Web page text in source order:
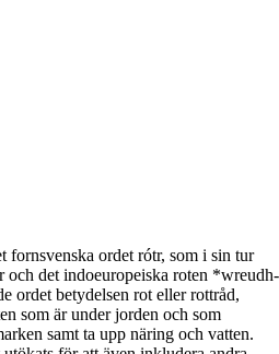
fornsvenska ordet rótr, som i sin tur
och det indoeuropeiska roten *wreudh-
ordet betydelsen rot eller rottråd,
som är under jorden och som
samt ta upp näring och vatten.